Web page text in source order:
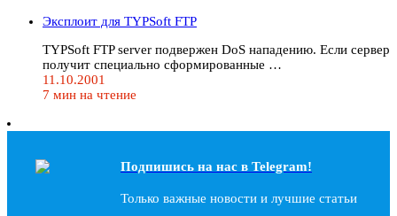
Эксплоит для TYPSoft FTP
TYPSoft FTP server подвержен DoS нападению. Если сервер
получит специально сформированные …
11.10.2001
7 мин на чтение
Подпишись на наc в Telegram!
Только важные новости и лучшие статьи